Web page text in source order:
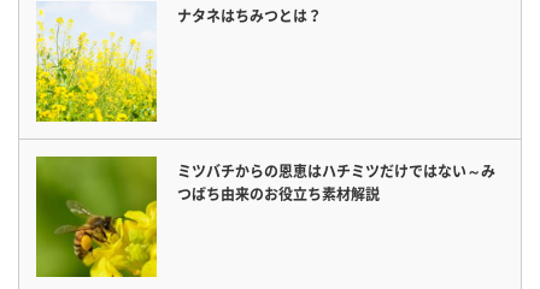
ナタネはちみつとは？
ミツバチからの恩恵はハチミツだけではない～み
つばち由来のお役立ち素材解説